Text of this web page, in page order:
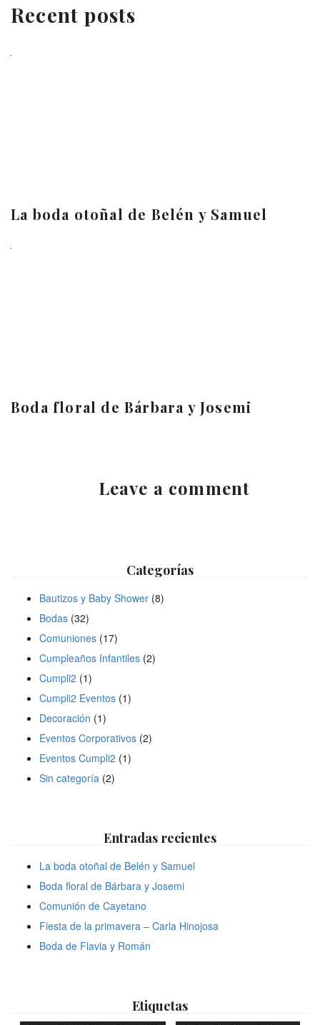
Recent posts
La boda otoñal de Belén y Samuel
Boda floral de Bárbara y Josemi
Leave a comment
Categorías
Bautizos y Baby Shower (8)
Bodas (32)
Comuniones (17)
Cumpleaños Infantiles (2)
Cumpli2 (1)
Cumpli2 Eventos (1)
Decoración (1)
Eventos Corporativos (2)
Eventos Cumpli2 (1)
Sin categoría (2)
Entradas recientes
La boda otoñal de Belén y Samuel
Boda floral de Bárbara y Josemi
Comunión de Cayetano
Fiesta de la primavera – Carla Hinojosa
Boda de Flavia y Román
Etiquetas